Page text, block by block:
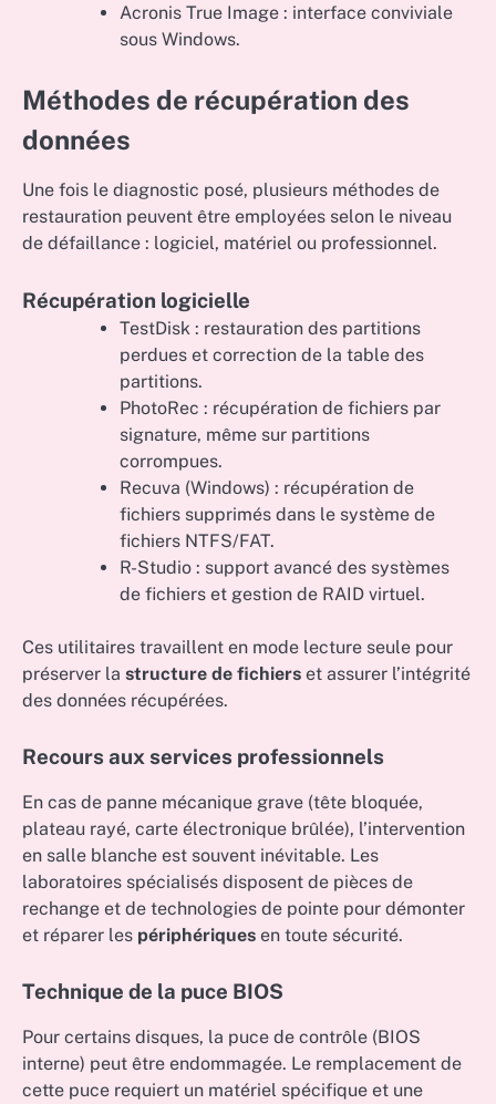
Acronis True Image : interface conviviale
sous Windows.
Méthodes de récupération des
données
Une fois le diagnostic posé, plusieurs méthodes de
restauration peuvent être employées selon le niveau
de défaillance : logiciel, matériel ou professionnel.
Récupération logicielle
TestDisk : restauration des partitions
perdues et correction de la table des
partitions.
PhotoRec : récupération de fichiers par
signature, même sur partitions
corrompues.
Recuva (Windows) : récupération de
fichiers supprimés dans le système de
fichiers NTFS/FAT.
R-Studio : support avancé des systèmes
de fichiers et gestion de RAID virtuel.
Ces utilitaires travaillent en mode lecture seule pour
préserver la structure de fichiers et assurer l’intégrité
des données récupérées.
Recours aux services professionnels
En cas de panne mécanique grave (tête bloquée,
plateau rayé, carte électronique brûlée), l’intervention
en salle blanche est souvent inévitable. Les
laboratoires spécialisés disposent de pièces de
rechange et de technologies de pointe pour démonter
et réparer les périphériques en toute sécurité.
Technique de la puce BIOS
Pour certains disques, la puce de contrôle (BIOS
interne) peut être endommagée. Le remplacement de
cette puce requiert un matériel spécifique et une